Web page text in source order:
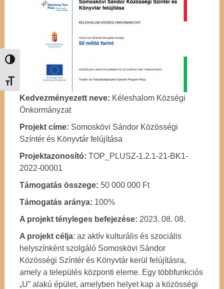
Nagy kontraszt váltása
Betűméret váltása
Kedvezményezett neve: Kéleshalom Községi
Önkormányzat
Projekt címe: Somoskövi Sándor Közösségi
Színtér és Könyvtár felújítása
Projektazonosító: TOP_PLUSZ-1.2.1-21-BK1-
2022-00001
Támogatás összege: 50 000 000 Ft
Támogatás aránya: 100%
A projekt tényleges befejezése: 2023. 08. 08.
A projekt célja: az aktív kulturális és szociális
helyszínként szolgáló Somoskövi Sándor
Közösségi Színtér és Könyvtár kerül felújításra,
amely a település központi eleme. Egy többfunkciós
„U” alakú épület, amelyben helyet kap a közösségi